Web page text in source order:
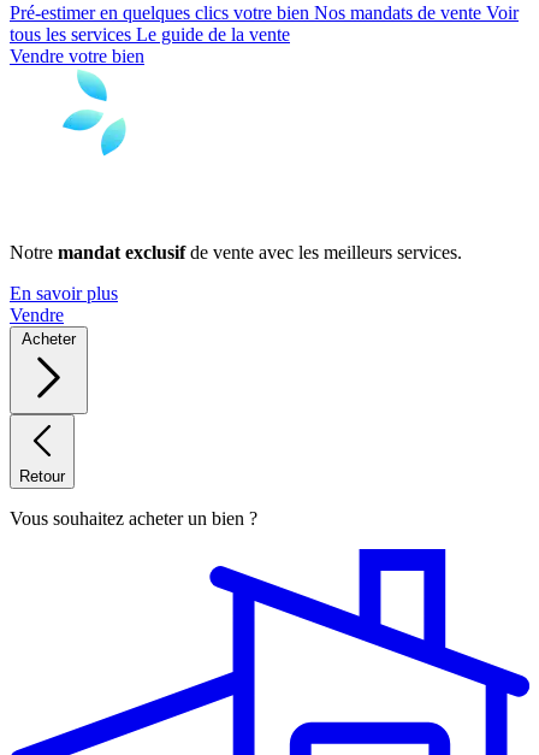
Pré-estimer en quelques clics votre bien Nos mandats de vente Voir
tous les services Le guide de la vente
Vendre votre bien
Notre mandat exclusifde vente avec les meilleurs services.
En savoir plus
Vendre
Acheter
Retour
Vous souhaitez acheter un bien ?